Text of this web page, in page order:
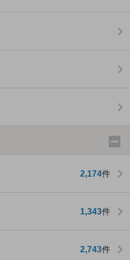
2,174件
1,343件
2,743件